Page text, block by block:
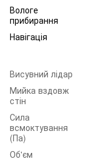
Вологе
прибирання
Навігація
Висувний лідар
Мийка вздовж
стін
Сила
всмоктування
(Па)
Об'єм